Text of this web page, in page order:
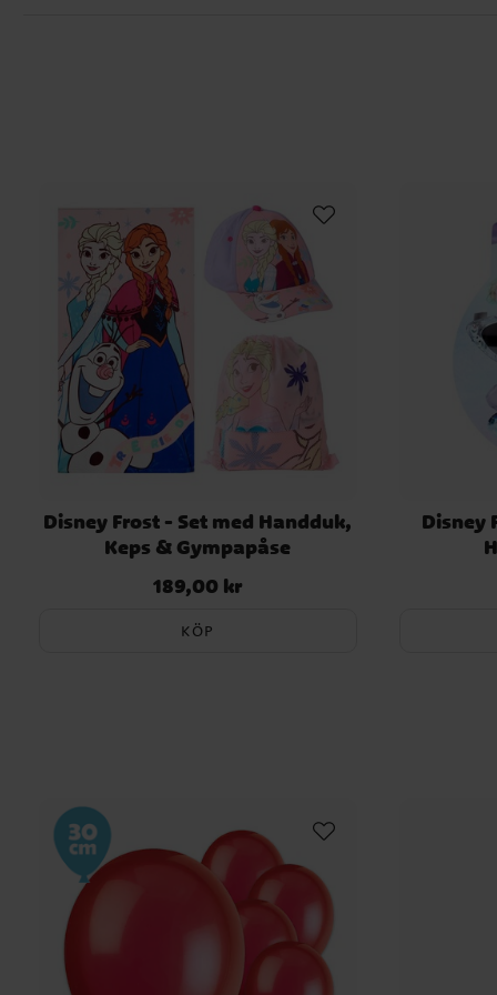
Disney Frost - Set med Handduk,
Keps & Gympapåse
Pris:189,00 kr
189,00 kr
KÖP
Disney